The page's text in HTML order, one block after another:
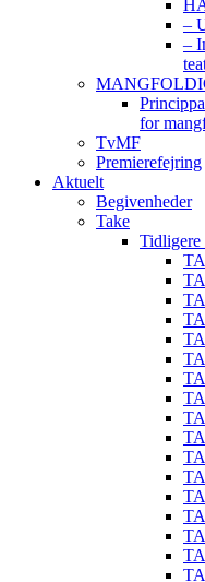
–
–
for
TvMF
Premierefejring
Aktuelt
Begivenheder
Take